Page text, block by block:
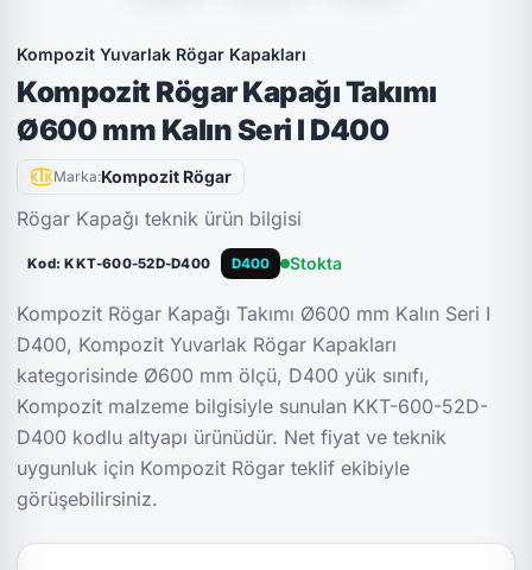
Kompozit Yuvarlak Rögar Kapakları
Kompozit Rögar Kapağı Takımı
Ø600 mm Kalın Seri I D400
Marka:Kompozit Rögar
Rögar Kapağı teknik ürün bilgisi
Kod: KKT-600-52D-D400 D400 Stokta
Kompozit Rögar Kapağı Takımı Ø600 mm Kalın Seri I
D400, Kompozit Yuvarlak Rögar Kapakları
kategorisinde Ø600 mm ölçü, D400 yük sınıfı,
Kompozit malzeme bilgisiyle sunulan KKT-600-52D-
D400 kodlu altyapı ürünüdür. Net fiyat ve teknik
uygunluk için Kompozit Rögar teklif ekibiyle
görüşebilirsiniz.